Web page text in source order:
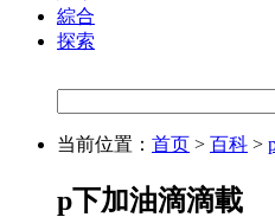
綜合
探索
当前位置： 首页 > 百科 >
p下加油滴滴載